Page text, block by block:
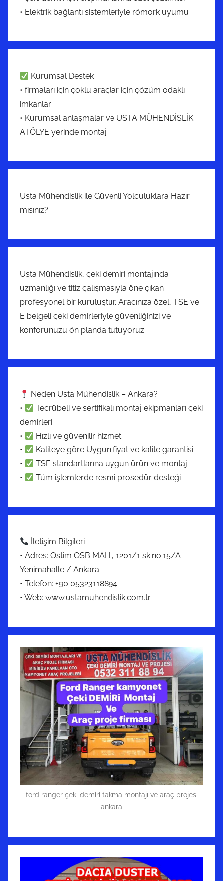
• Elektrik bağlantı sistemleriyle römork uyumu
Kurumsal Destek
• firmaları için çoklu araçlar için çözüm odaklı
imkanlar
• Kurumsal anlaşmalar ve USTA MÜHENDİSLİK
ATÖLYE yerinde montaj
Usta Mühendislik ile Güvenli Yolculuklara Hazır
mısınız?
Usta Mühendislik, çeki demiri montajında
uzmanlığı ve titiz çalışmasıyla öne çıkan
profesyonel bir kuruluştur. Aracınıza özel, TSE ve
E belgeli çeki demirleriyle güvenliğinizi ve
konforunuzu ön planda tutuyoruz.
Neden Usta Mühendislik – Ankara?
•
Tecrübeli ve sertifikalı montaj ekipmanları çeki
demirleri
•
Hızlı ve güvenilir hizmet
•
Kaliteye göre Uygun fiyat ve kalite garantisi
•
TSE standartlarına uygun ürün ve montaj
•
Tüm işlemlerde resmi prosedür desteği
İletişim Bilgileri
• Adres: Ostim OSB MAH., 1201/1 sk.no:15/A
Yenimahalle / Ankara
• Telefon: +90 05323118894
• Web: www.ustamuhendislik.com.tr
ford ranger çeki demiri takma montajı ve araç projesi
ankara